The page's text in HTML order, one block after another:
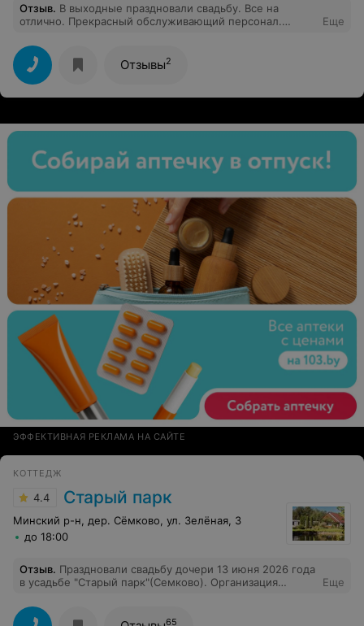
Отзыв. В выходные праздновали свадьбу. Все на
отлично. Прекрасный обслуживающий персонал.
Хорошие номера. Очень радушная хозяйка.
Еще
Отзывы2
ЭФФЕКТИВНАЯ РЕКЛАМА НА САЙТЕ
КОТТЕДЖ
4.4 Старый парк
Минский р-н, дер. Сёмково, ул. Зелёная, 3
до 18:00
Отзыв. Праздновали свадьбу дочери 13 июня 2026 года
в усадьбе "Старый парк"(Семково). Организация
подача просто поразили высоким качеством. Очень
рекомендую! Хозяева Виктор и Лариса профессионалы
Еще
65